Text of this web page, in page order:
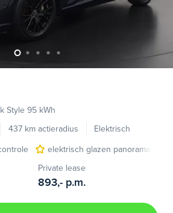
Style 95 kWh
437 km actieradius
Elektrisch
elektrisch glazen panorama-dak
Private lease
893,- p.m.